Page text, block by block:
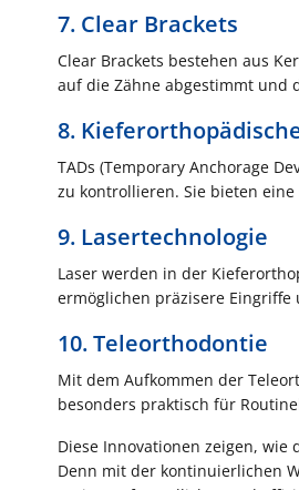
7. Clear Brackets
Clear Brackets bestehen aus
auf die Zähne abgestimmt und
8.
TADs (Temporary Anchorage
zu kontrollieren. Sie bieten
9. Lasertechnologie
Laser werden in der
ermöglichen präzisere
10. Teleorthodontie
Mit dem Aufkommen der
besonders praktisch für
Diese Innovationen zeigen,
Denn mit der kontinuierlichen